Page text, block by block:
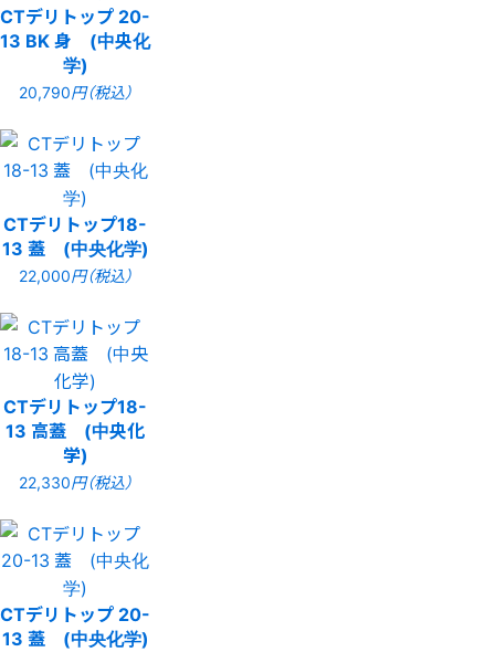
CTデリトップ 20-
13 BK 身 (中央化
学)
20,790円（税込）
CTデリトップ18-
13 蓋 (中央化学)
22,000円（税込）
CTデリトップ18-
13 高蓋 (中央化
学)
22,330円（税込）
CTデリトップ 20-
13 蓋 (中央化学)